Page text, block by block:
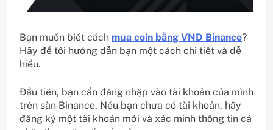
Bạn muốn biết cách mua coin bằng VND Binance?
Hãy để tôi hướng dẫn bạn một cách chi tiết và dễ
hiểu.
Đầu tiên, bạn cần đăng nhập vào tài khoản của mình
trên sàn Binance. Nếu bạn chưa có tài khoản, hãy
đăng ký một tài khoản mới và xác minh thông tin cá